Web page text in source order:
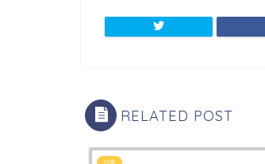
RELATED POST